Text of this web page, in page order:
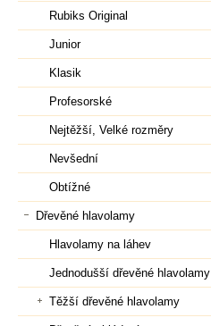
Rubiks Original
Junior
Klasik
Profesorské
Nejtěžší, Velké rozměry
Nevšední
Obtížné
Dřevěné hlavolamy
Hlavolamy na láhev
Jednodušší dřevěné hlavolamy
Těžší dřevěné hlavolamy